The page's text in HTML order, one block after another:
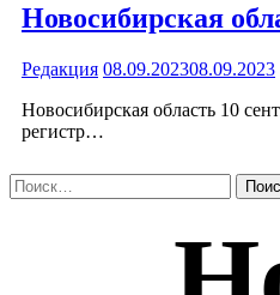
Новосибирская
Редакция 08.09.202308.09.2023
Новосибирская область 10
регистр…
Найти: